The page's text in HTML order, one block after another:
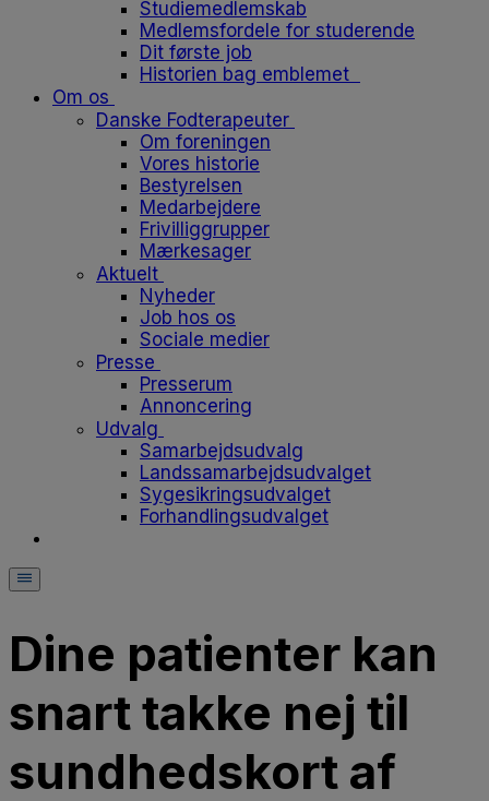
Studiemedlemskab
Medlemsfordele for studerende
Dit første job
Historien bag emblemet
Om os
Danske Fodterapeuter
Om foreningen
Vores historie
Bestyrelsen
Medarbejdere
Frivilliggrupper
Mærkesager
Aktuelt
Nyheder
Job hos os
Sociale medier
Presse
Presserum
Annoncering
Udvalg
Samarbejdsudvalg
Landssamarbejdsudvalget
Sygesikringsudvalget
Forhandlingsudvalget
Dine patienter kan
snart takke nej til
sundhedskort af